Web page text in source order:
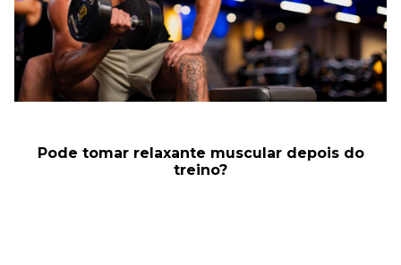
Pode tomar relaxante muscular depois do
treino?